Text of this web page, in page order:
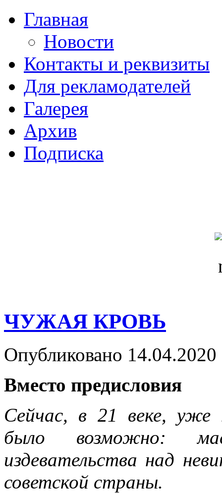
Главная
Новости
Контакты и реквизиты
Для рекламодателей
Галерея
Архив
Подписка
ЧУЖАЯ КРОВЬ
Опубликовано
Вместо предисловия
Сейчас, в 21 веке,
было возможно:
издевательства над
советской страны.